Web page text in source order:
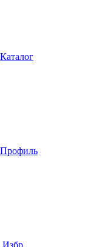
Каталог
Профиль
Избр